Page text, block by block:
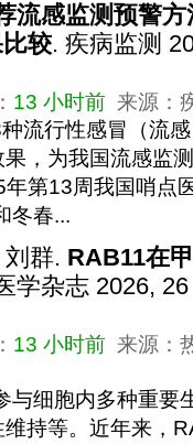
流感监测预警
较. 疾病监测
13 小时前 来源：
流行性感冒（流
，为我国流感监
第13周我国哨点
冬春...
群. RAB11在
学杂志 2026,
13 小时前 来源：
与细胞内多种重要
持等。近年来，